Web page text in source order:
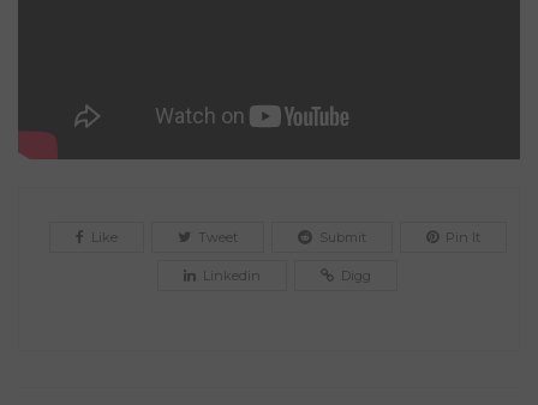
Like Tweet Submit Pin It
Linkedin Digg